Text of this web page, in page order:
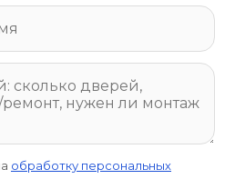
обработку персональных